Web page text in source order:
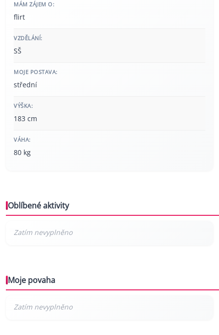
MÁM ZÁJEM O:
flirt
VZDĚLÁNÍ:
SŠ
MOJE POSTAVA:
střední
VÝŠKA:
183 cm
VÁHA:
80 kg
Oblíbené aktivity
Moje povaha